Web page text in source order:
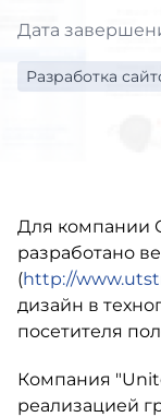
Дата
Разработка
Для компании
разработано
(http://
дизайн в
посетителя
Компания
реализацией